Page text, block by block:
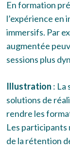
En formation
l’expérience
immersifs. Par
augmentée
sessions plus
Illustration : La
solutions de
rendre les
Les participants
de la rétention